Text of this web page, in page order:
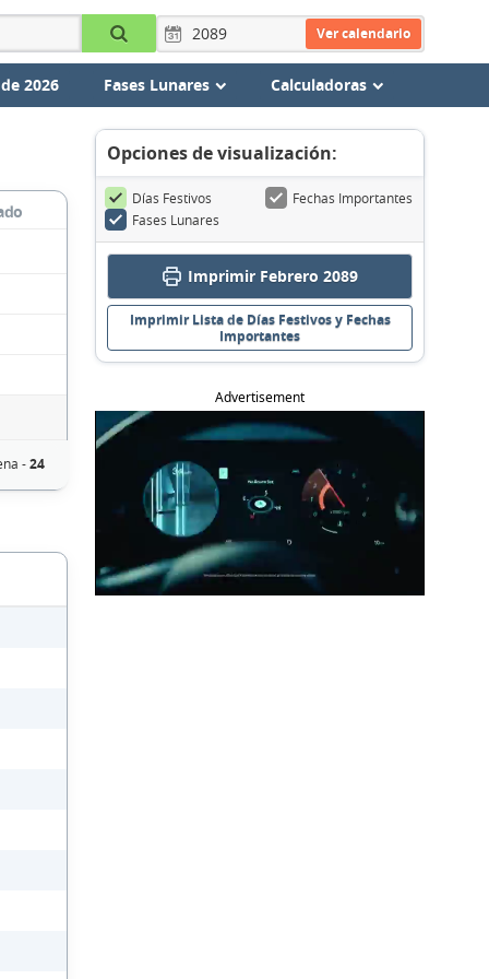
Ver calendario
2026 Fases Lunares Calculadoras
-24
Opciones de visualización:
Días Festivos
Fechas Importantes
Fases Lunares
Imprimir Febrero 2089
Imprimir Lista de Días Festivos y Fechas
Importantes
Advertisement